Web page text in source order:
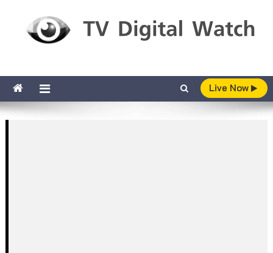
Live Now